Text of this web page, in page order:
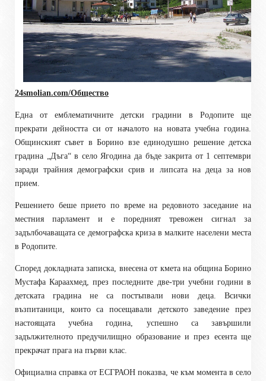
24smolian.com/Общество
Една от емблематичните детски градини в Родопите ще
прекрати дейността си от началото на новата учебна година.
Общинският съвет в Борино взе единодушно решение детска
градина „Дъга“ в село Ягодина да бъде закрита от 1 септември
заради трайния демографски срив и липсата на деца за нов
прием.
Решението беше прието по време на редовното заседание на
местния парламент и е поредният тревожен сигнал за
задълбочаващата се демографска криза в малките населени места
в Родопите.
Според докладната записка, внесена от кмета на община Борино
Мустафа Караахмед, през последните две-три учебни години в
детската градина не са постъпвали нови деца. Всички
възпитаници, които са посещавали детското заведение през
настоящата учебна година, успешно са завършили
задължителното предучилищно образование и през есента ще
прекрачат прага на първи клас.
Официална справка от ЕСГРАОН показва, че към момента в село